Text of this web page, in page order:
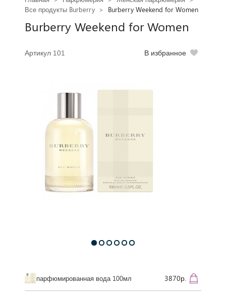
Все продукты Burberry
Burberry Weekend for Women
Burberry Weekend for Women
Артикул 101 В избранное
парфюмированная вода 100мл 3870р.